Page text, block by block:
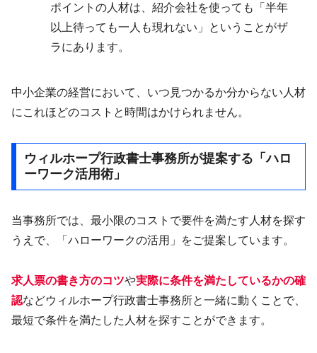
ポイントの人材は、紹介会社を使っても「半年
以上待っても一人も現れない」ということがザ
ラにあります。
中小企業の経営において、いつ見つかるか分からない人材
にこれほどのコストと時間はかけられません。
ウィルホープ行政書士事務所が提案する「ハロ
ーワーク活用術」
当事務所では、最小限のコストで要件を満たす人材を探す
うえで、「ハローワークの活用」をご提案しています。
求人票の書き方のコツや実際に条件を満たしているかの確
認などウィルホープ行政書士事務所と一緒に動くことで、
最短で条件を満たした人材を探すことができます。